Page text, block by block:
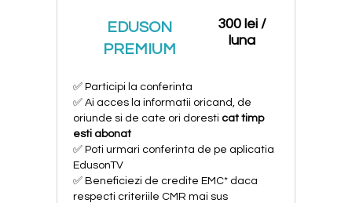
EDUSON
PREMIUM
300 lei /
luna
✅ Participi la conferinta
✅ Ai acces la informatii oricand, de
oriunde si de cate ori doresti cat timp
esti abonat
✅ Poti urmari conferinta de pe aplicatia
EdusonTV
✅ Beneficiezi de credite EMC* daca
respecti criteriile CMR mai sus